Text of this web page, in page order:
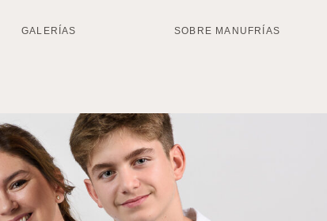
GALERÍAS SOBRE MANUFRÍAS